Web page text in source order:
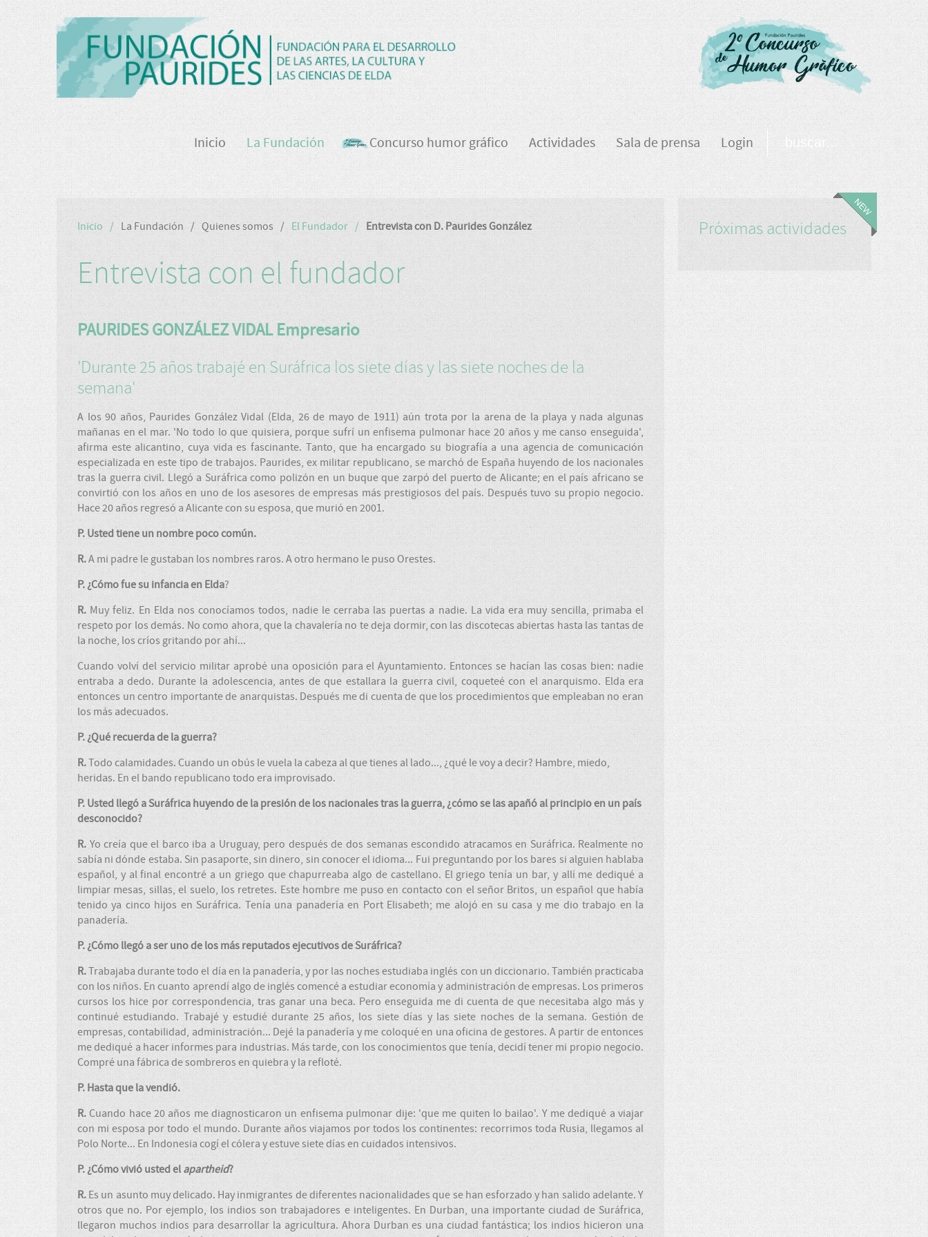
Inicio La Fundación Concurso humor gráfico Actividades Sala de prensa Login
Inicio La Fundación Quienes somos El Fundador Entrevista con D. Paurides González
Entrevista con el fundador
PAURIDES GONZÁLEZ VIDAL Empresario
'Durante 25 años trabajé en Suráfrica los siete días y las siete noches de la
semana'
A los 90 años, Paurides González Vidal (Elda, 26 de mayo de 1911) aún trota por la arena de la playa y nada algunas
mañanas en el mar. 'No todo lo que quisiera, porque sufrí un enfisema pulmonar hace 20 años y me canso enseguida',
afirma este alicantino, cuya vida es fascinante. Tanto, que ha encargado su biografía a una agencia de comunicación
especializada en este tipo de trabajos. Paurides, ex militar republicano, se marchó de España huyendo de los nacionales
tras la guerra civil. Llegó a Suráfrica como polizón en un buque que zarpó del puerto de Alicante; en el país africano se
convirtió con los años en uno de los asesores de empresas más prestigiosos del país. Después tuvo su propio negocio.
Hace 20 años regresó a Alicante con su esposa, que murió en 2001.
P. Usted tiene un nombre poco común.
R.A mi padre le gustaban los nombres raros. A otro hermano le puso Orestes.
P. ¿Cómo fue su infancia en Elda?
R. Muy feliz. En Elda nos conocíamos todos, nadie le cerraba las puertas a nadie. La vida era muy sencilla, primaba el
respeto por los demás. No como ahora, que la chavalería no te deja dormir, con las discotecas abiertas hasta las tantas de
la noche, los críos gritando por ahí...
Cuando volví del servicio militar aprobé una oposición para el Ayuntamiento. Entonces se hacían las cosas bien: nadie
entraba a dedo. Durante la adolescencia, antes de que estallara la guerra civil, coqueteé con el anarquismo. Elda era
entonces un centro importante de anarquistas. Después me di cuenta de que los procedimientos que empleaban no eran
los más adecuados.
P. ¿Qué recuerda de la guerra?
R.Todo calamidades. Cuando un obús le vuela la cabeza al que tienes al lado..., ¿qué le voy a decir? Hambre, miedo,
heridas. En el bando republicano todo era improvisado.
P. Usted llegó a Suráfrica huyendo de la presión de los nacionales tras la guerra, ¿cómo se las apañó al principio en un país
desconocido?
R.Yo creía que el barco iba a Uruguay, pero después de dos semanas escondido atracamos en Suráfrica. Realmente no
sabía ni dónde estaba. Sin pasaporte, sin dinero, sin conocer el idioma... Fui preguntando por los bares si alguien hablaba
español, y al final encontré a un griego que chapurreaba algo de castellano. El griego tenía un bar, y allí me dediqué a
limpiar mesas, sillas, el suelo, los retretes. Este hombre me puso en contacto con el señor Britos, un español que había
tenido ya cinco hijos en Suráfrica. Tenía una panadería en Port Elisabeth; me alojó en su casa y me dio trabajo en la
panadería.
P. ¿Cómo llegó a ser uno de los más reputados ejecutivos de Suráfrica?
R.Trabajaba durante todo el día en la panadería, y por las noches estudiaba inglés con un diccionario. También practicaba
con los niños. En cuanto aprendí algo de inglés comencé a estudiar economía y administración de empresas. Los primeros
cursos los hice por correspondencia, tras ganar una beca. Pero enseguida me di cuenta de que necesitaba algo más y
continué estudiando. Trabajé y estudié durante 25 años, los siete días y las siete noches de la semana. Gestión de
empresas, contabilidad, administración... Dejé la panadería y me coloqué en una oficina de gestores. A partir de entonces
me dediqué a hacer informes para industrias. Más tarde, con los conocimientos que tenía, decidí tener mi propio negocio.
Compré una fábrica de sombreros en quiebra y la refloté.
P. Hasta que la vendió.
R. Cuando hace 20 años me diagnosticaron un enfisema pulmonar dije: 'que me quiten lo bailao'. Y me dediqué a viajar
con mi esposa por todo el mundo. Durante años viajamos por todos los continentes: recorrimos toda Rusia, llegamos al
Polo Norte... En Indonesia cogí el cólera y estuve siete días en cuidados intensivos.
P. ¿Cómo vivió usted el apartheid?
R. Es un asunto muy delicado. Hay inmigrantes de diferentes nacionalidades que se han esforzado y han salido adelante. Y
otros que no. Por ejemplo, los indios son trabajadores e inteligentes. En Durban, una importante ciudad de Suráfrica,
llegaron muchos indios para desarrollar la agricultura. Ahora Durban es una ciudad fantástica; los indios hicieron una
Próximas actividades